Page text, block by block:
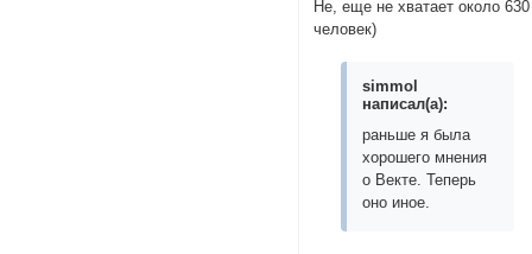
Не, еще не хватает около 630
человек)
simmol
написал(а):
раньше я была
хорошего мнения
о Векте. Теперь
оно иное.